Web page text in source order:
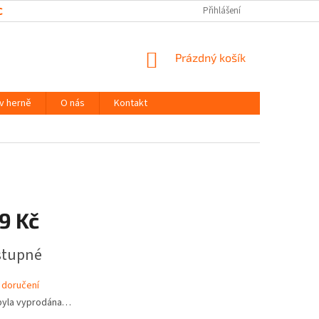
OSOBNÍCH ÚDAJŮ Přihlášení
NÁKUPNÍ
Prázdný košík
herně O nás
Kontakt
Kč
vyprodána…